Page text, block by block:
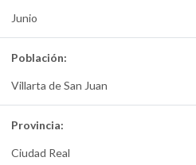
Junio
Población:
Villarta de San Juan
Provincia:
Ciudad Real